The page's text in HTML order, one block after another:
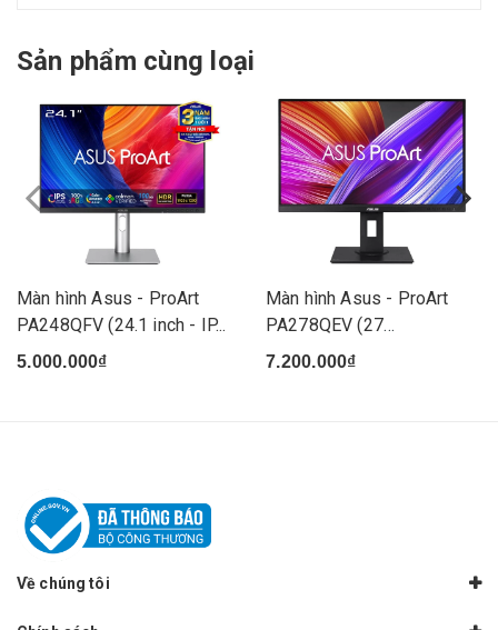
Sản phẩm cùng loại
Màn hình Asus - ProArt
PA248QFV (24.1 inch - IP...
5.000.000₫
Màn hình Asus - ProArt
PA278QEV (27
inch/WQHD/I...
7.200.000₫
Về chúng tôi